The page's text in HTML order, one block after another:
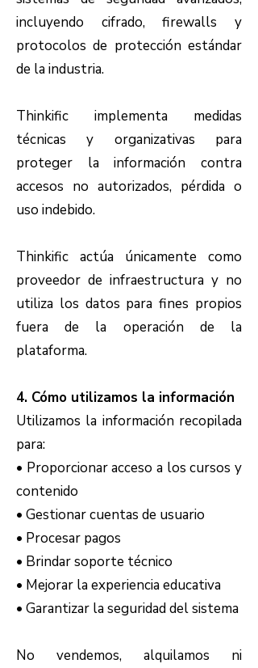
incluyendo cifrado, firewalls y
protocolos de protección estándar
de la industria.
Thinkific implementa medidas
técnicas y organizativas para
proteger la información contra
accesos no autorizados, pérdida o
uso indebido.
Thinkific actúa únicamente como
proveedor de infraestructura y no
utiliza los datos para fines propios
fuera de la operación de la
plataforma.
4. Cómo utilizamos la información
Utilizamos la información recopilada
para:
• Proporcionar acceso a los cursos y
contenido
• Gestionar cuentas de usuario
• Procesar pagos
• Brindar soporte técnico
• Mejorar la experiencia educativa
• Garantizar la seguridad del sistema
No vendemos, alquilamos ni